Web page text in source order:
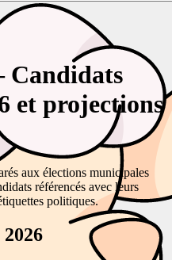
et projections
aux élections municipales
référencés avec leurs
politiques.